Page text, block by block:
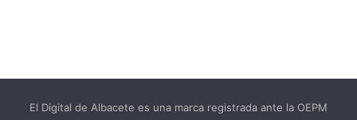
El Digital de Albacete es una marca registrada ante la OEPM